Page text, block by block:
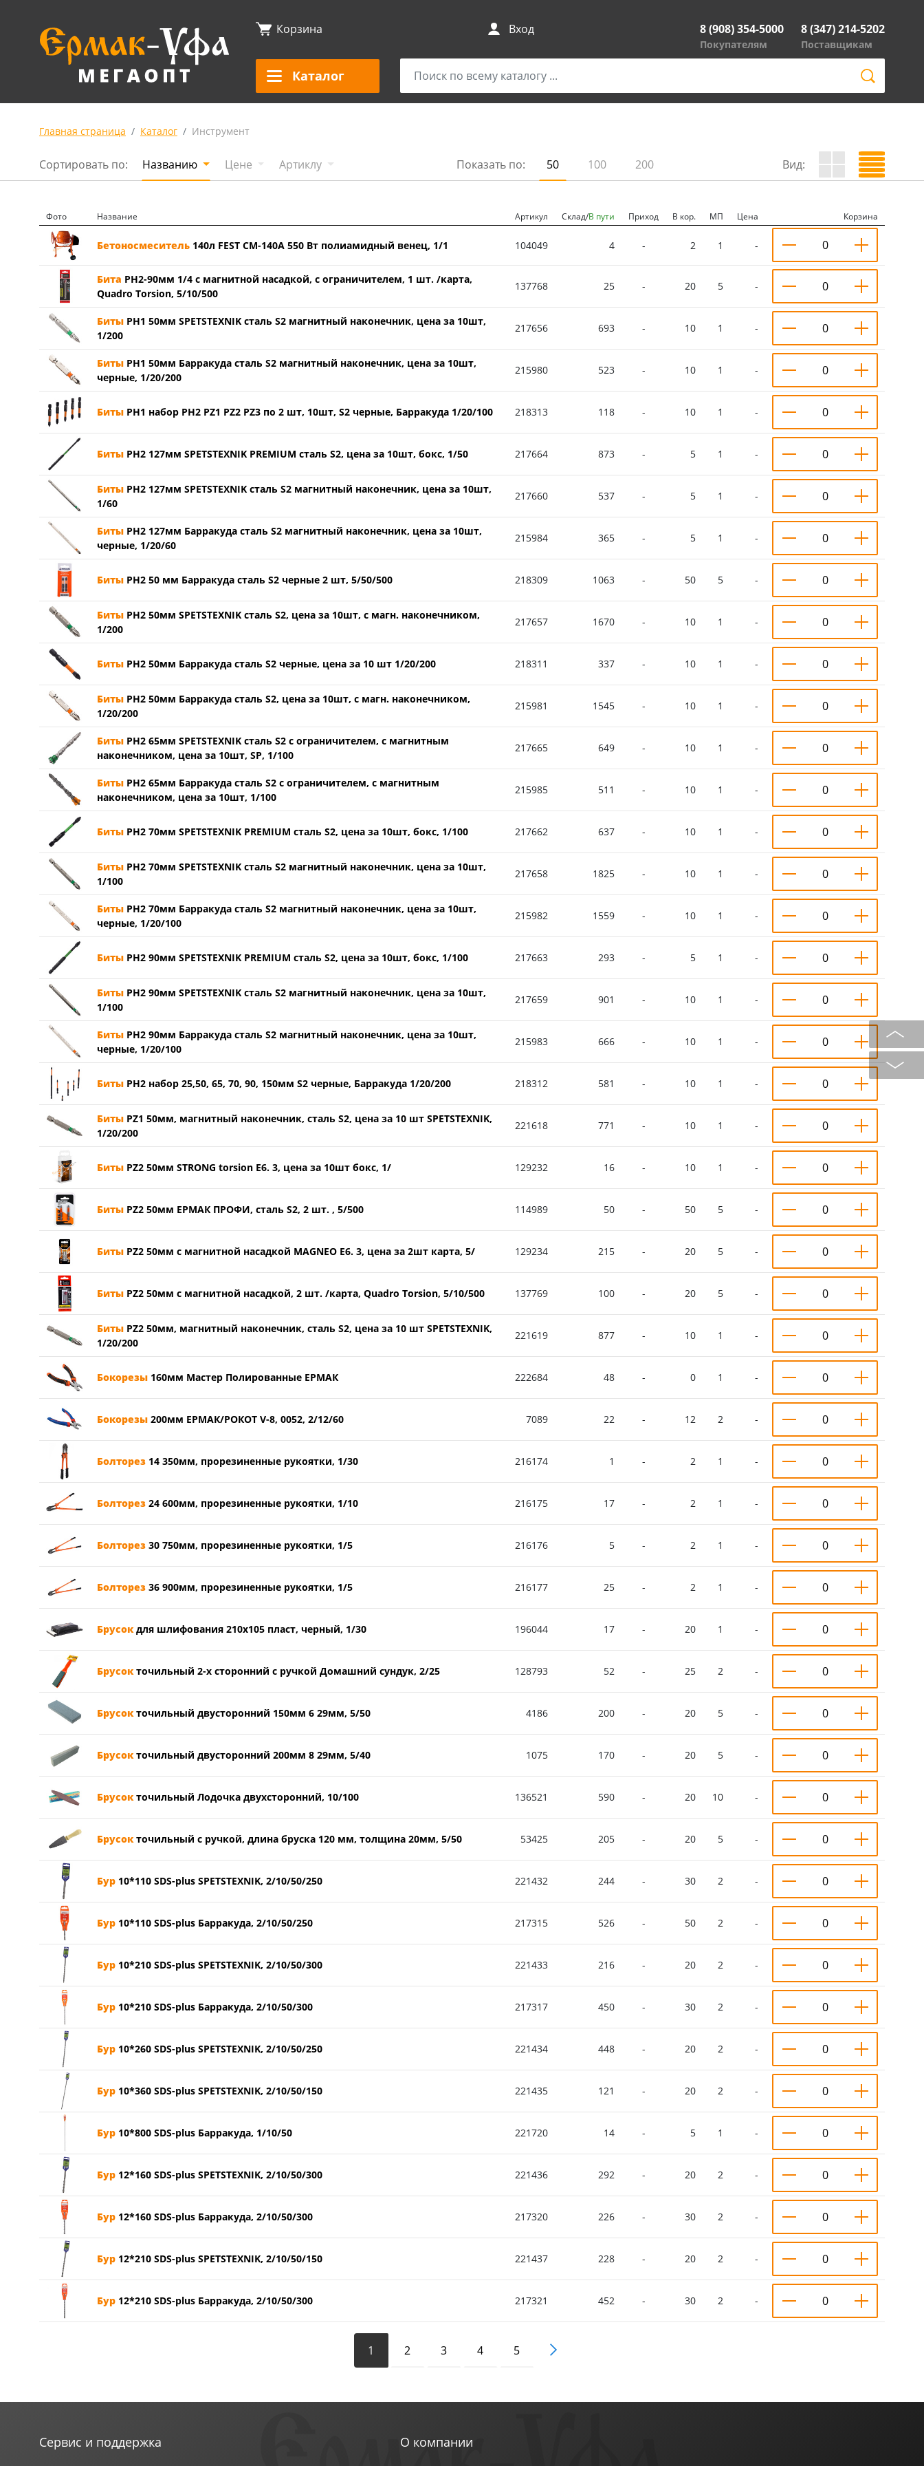
Корзина Вход 8 (908) 354-5000
Покупателям
8 (347) 214-5202
Поставщикам
Каталог
Главная страница Каталог Инструмент
Сортировать по: Названию Цене Артиклу Показать по: 50 100 200 Вид:
Фото Название Артикул Склад/В пути Приход В кор. МП Цена Корзина
Бетоносмеситель 140л FEST СМ-140А 550 Вт полиамидный венец, 1/1 104049 4 - 2 1 -
Бита PH2-90мм 1/4 с магнитной насадкой, с ограничителем, 1 шт. /карта,
Quadro Torsion, 5/10/500
137768 25 - 20 5 -
Биты PH1 50мм SPETSTEXNIK сталь S2 магнитный наконечник, цена за 10шт,
1/200
217656 693 - 10 1 -
Биты PH1 50мм Барракуда сталь S2 магнитный наконечник, цена за 10шт,
черные, 1/20/200
215980 523 - 10 1 -
Биты PH1 набор PH2 PZ1 PZ2 PZ3 по 2 шт, 10шт, S2 черные, Барракуда 1/20/100 218313 118 - 10 1 -
Биты PH2 127мм SPETSTEXNIK PREMIUM сталь S2, цена за 10шт, бокс, 1/50 217664 873 - 5 1 -
Биты PH2 127мм SPETSTEXNIK сталь S2 магнитный наконечник, цена за 10шт,
1/60
217660 537 - 5 1 -
Биты PH2 127мм Барракуда сталь S2 магнитный наконечник, цена за 10шт,
черные, 1/20/60
215984 365 - 5 1 -
Биты PH2 50 мм Барракуда сталь S2 черные 2 шт, 5/50/500 218309 1063 - 50 5 -
Биты PH2 50мм SPETSTEXNIK сталь S2, цена за 10шт, с магн. наконечником,
1/200
217657 1670 - 10 1 -
Биты PH2 50мм Барракуда сталь S2 черные, цена за 10 шт 1/20/200 218311 337 - 10 1 -
Биты PH2 50мм Барракуда сталь S2, цена за 10шт, с магн. наконечником,
1/20/200
215981 1545 - 10 1 -
Биты PH2 65мм SPETSTEXNIK сталь S2 с ограничителем, с магнитным
наконечником, цена за 10шт, SP, 1/100
217665 649 - 10 1 -
Биты PH2 65мм Барракуда сталь S2 с ограничителем, с магнитным
наконечником, цена за 10шт, 1/100
215985 511 - 10 1 -
Биты PH2 70мм SPETSTEXNIK PREMIUM сталь S2, цена за 10шт, бокс, 1/100 217662 637 - 10 1 -
Биты PH2 70мм SPETSTEXNIK сталь S2 магнитный наконечник, цена за 10шт,
1/100
217658 1825 - 10 1 -
Биты PH2 70мм Барракуда сталь S2 магнитный наконечник, цена за 10шт,
черные, 1/20/100
215982 1559 - 10 1 -
Биты PH2 90мм SPETSTEXNIK PREMIUM сталь S2, цена за 10шт, бокс, 1/100 217663 293 - 5 1 -
Биты PH2 90мм SPETSTEXNIK сталь S2 магнитный наконечник, цена за 10шт,
1/100
217659 901 - 10 1 -
Биты PH2 90мм Барракуда сталь S2 магнитный наконечник, цена за 10шт,
черные, 1/20/100
215983 666 - 10 1 -
Биты PH2 набор 25,50, 65, 70, 90, 150мм S2 черные, Барракуда 1/20/200 218312 581 - 10 1 -
Биты PZ1 50мм, магнитный наконечник, сталь S2, цена за 10 шт SPETSTEXNIK,
1/20/200
221618 771 - 10 1 -
Биты PZ2 50мм STRONG torsion E6. 3, цена за 10шт бокс, 1/ 129232 16 - 10 1 -
Биты PZ2 50мм ЕРМАК ПРОФИ, сталь S2, 2 шт. , 5/500 114989 50 - 50 5 -
Биты PZ2 50мм с магнитной насадкой MAGNEO E6. 3, цена за 2шт карта, 5/ 129234 215 - 20 5 -
Биты PZ2 50мм с магнитной насадкой, 2 шт. /карта, Quadro Torsion, 5/10/500 137769 100 - 20 5 -
Биты PZ2 50мм, магнитный наконечник, сталь S2, цена за 10 шт SPETSTEXNIK,
1/20/200
221619 877 - 10 1 -
Бокорезы 160мм Мастер Полированные ЕРМАК 222684 48 - 0 1 -
Бокорезы 200мм ЕРМАК/РОКОТ V-8, 0052, 2/12/60 7089 22 - 12 2 -
Болторез 14 350мм, прорезиненные рукоятки, 1/30 216174 1 - 2 1 -
Болторез 24 600мм, прорезиненные рукоятки, 1/10 216175 17 - 2 1 -
Болторез 30 750мм, прорезиненные рукоятки, 1/5 216176 5 - 2 1 -
Болторез 36 900мм, прорезиненные рукоятки, 1/5 216177 25 - 2 1 -
Брусокдля шлифования 210х105 пласт, черный, 1/30 196044 17 - 20 1 -
Брусокточильный 2-х сторонний с ручкой Домашний сундук, 2/25 128793 52 - 25 2 -
Брусокточильный двусторонний 150мм 6 29мм, 5/50 4186 200 - 20 5 -
Брусокточильный двусторонний 200мм 8 29мм, 5/40 1075 170 - 20 5 -
Брусокточильный Лодочка двухсторонний, 10/100 136521 590 - 20 10 -
Брусокточильный с ручкой, длина бруска 120 мм, толщина 20мм, 5/50 53425 205 - 20 5 -
Бур 10*110 SDS-plus SPETSTEXNIK, 2/10/50/250 221432 244 - 30 2 -
Бур 10*110 SDS-plus Барракуда, 2/10/50/250 217315 526 - 50 2 -
Бур 10*210 SDS-plus SPETSTEXNIK, 2/10/50/300 221433 216 - 20 2 -
Бур 10*210 SDS-plus Барракуда, 2/10/50/300 217317 450 - 30 2 -
Бур 10*260 SDS-plus SPETSTEXNIK, 2/10/50/250 221434 448 - 20 2 -
Бур 10*360 SDS-plus SPETSTEXNIK, 2/10/50/150 221435 121 - 20 2 -
Бур 10*800 SDS-plus Барракуда, 1/10/50 221720 14 - 5 1 -
Бур 12*160 SDS-plus SPETSTEXNIK, 2/10/50/300 221436 292 - 20 2 -
Бур 12*160 SDS-plus Барракуда, 2/10/50/300 217320 226 - 30 2 -
Бур 12*210 SDS-plus SPETSTEXNIK, 2/10/50/150 221437 228 - 20 2 -
Бур 12*210 SDS-plus Барракуда, 2/10/50/300 217321 452 - 30 2 -
1 2 3 4 5
Сервис и поддержка О компании